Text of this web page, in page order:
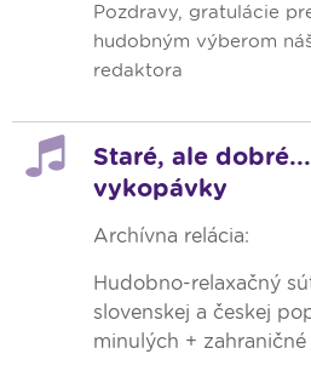
Pozdravy, gratulácie
hudobným výberom
redaktora
Staré, ale
vykopávky
Archívna relácia:
Hudobno-relaxačný
slovenskej a českej
minulých + zahraničné